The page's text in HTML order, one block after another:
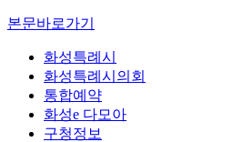
본문바로가기
화성특례시
화성특례시의회
통합예약
화성e 다모아
구청정보